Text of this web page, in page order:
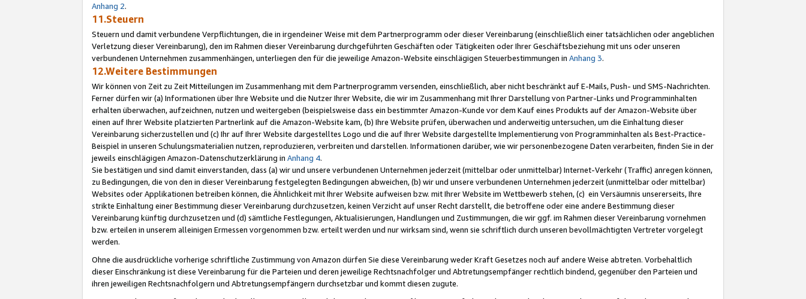
Anhang 2.
11.Steuern
Steuern und damit verbundene Verpflichtungen, die in irgendeiner Weise mit dem Partnerprogramm oder dieser Vereinbarung (einschließlich einer tatsächlichen oder angeblichen
Verletzung dieser Vereinbarung), den im Rahmen dieser Vereinbarung durchgeführten Geschäften oder Tätigkeiten oder Ihrer Geschäftsbeziehung mit uns oder unseren
verbundenen Unternehmen zusammenhängen, unterliegen den für die jeweilige Amazon-Website einschlägigen Steuerbestimmungen in Anhang 3.
12.Weitere Bestimmungen
Wir können von Zeit zu Zeit Mitteilungen im Zusammenhang mit dem Partnerprogramm versenden, einschließlich, aber nicht beschränkt auf E-Mails, Push- und SMS-Nachrichten.
Ferner dürfen wir (a) Informationen über Ihre Website und die Nutzer Ihrer Website, die wir im Zusammenhang mit Ihrer Darstellung von Partner-Links und Programminhalten
erhalten überwachen, aufzeichnen, nutzen und weitergeben (beispielsweise dass ein bestimmter Amazon-Kunde vor dem Kauf eines Produkts auf der Amazon-Website über
einen auf Ihrer Website platzierten Partnerlink auf die Amazon-Website kam, (b) Ihre Website prüfen, überwachen und anderweitig untersuchen, um die Einhaltung dieser
Vereinbarung sicherzustellen und (c) Ihr auf Ihrer Website dargestelltes Logo und die auf Ihrer Website dargestellte Implementierung von Programminhalten als Best-Practice-
Beispiel in unseren Schulungsmaterialien nutzen, reproduzieren, verbreiten und darstellen. Informationen darüber, wie wir personenbezogene Daten verarbeiten, finden Sie in der
jeweils einschlägigen Amazon-Datenschutzerklärung in Anhang 4.
Sie bestätigen und sind damit einverstanden, dass (a) wir und unsere verbundenen Unternehmen jederzeit (mittelbar oder unmittelbar) Internet-Verkehr (Traffic) anregen können,
zu Bedingungen, die von den in dieser Vereinbarung festgelegten Bedingungen abweichen, (b) wir und unsere verbundenen Unternehmen jederzeit (unmittelbar oder mittelbar)
Websites oder Applikationen betreiben können, die Ähnlichkeit mit Ihrer Website aufweisen bzw. mit Ihrer Website im Wettbewerb stehen, (c) ein Versäumnis unsererseits, Ihre
strikte Einhaltung einer Bestimmung dieser Vereinbarung durchzusetzen, keinen Verzicht auf unser Recht darstellt, die betroffene oder eine andere Bestimmung dieser
Vereinbarung künftig durchzusetzen und (d) sämtliche Festlegungen, Aktualisierungen, Handlungen und Zustimmungen, die wir ggf. im Rahmen dieser Vereinbarung vornehmen
bzw. erteilen in unserem alleinigen Ermessen vorgenommen bzw. erteilt werden und nur wirksam sind, wenn sie schriftlich durch unseren bevollmächtigten Vertreter vorgelegt
werden.
Ohne die ausdrückliche vorherige schriftliche Zustimmung von Amazon dürfen Sie diese Vereinbarung weder Kraft Gesetzes noch auf andere Weise abtreten. Vorbehaltlich
dieser Einschränkung ist diese Vereinbarung für die Parteien und deren jeweilige Rechtsnachfolger und Abtretungsempfänger rechtlich bindend, gegenüber den Parteien und
ihren jeweiligen Rechtsnachfolgern und Abtretungsempfängern durchsetzbar und kommt diesen zugute.